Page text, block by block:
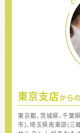
東京支店からの
東京都、茨城県、千葉
市)、埼玉県南東部(三